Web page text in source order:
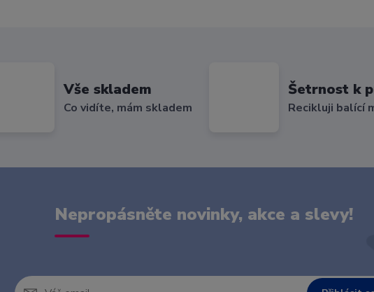
Vše skladem
Co vidíte, mám skladem
Šetrnost k
Recikluji balící
Nepropásněte novinky, akce a slevy!